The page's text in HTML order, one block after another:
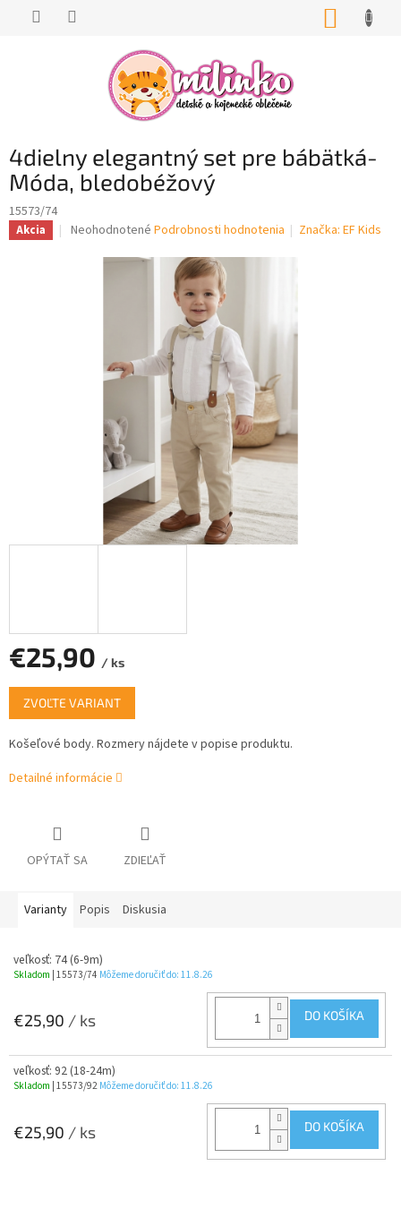
4dielny elegantný set pre bábätká-
Móda, bledobéžový
15573/74
Akcia
Priemerné
produktu
Neohodnotené Podrobnosti hodnotenia Značka:EF Kids
€25,90 / ks
Jednotková
cena:
ZVOĽTE VARIANT
Košeľové body. Rozmery nájdete v popise produktu.
Detailné informácie
OPÝTAŤ SA ZDIEĽAŤ
Varianty Popis Diskusia
veľkosť: 74 (6-9m)
Skladom | 15573/74 Môžeme doručiť do: 11.8.26
€25,90 / ks DO KOŠÍKA
veľkosť: 92 (18-24m)
Skladom | 15573/92 Môžeme doručiť do: 11.8.26
€25,90 / ks DO KOŠÍKA